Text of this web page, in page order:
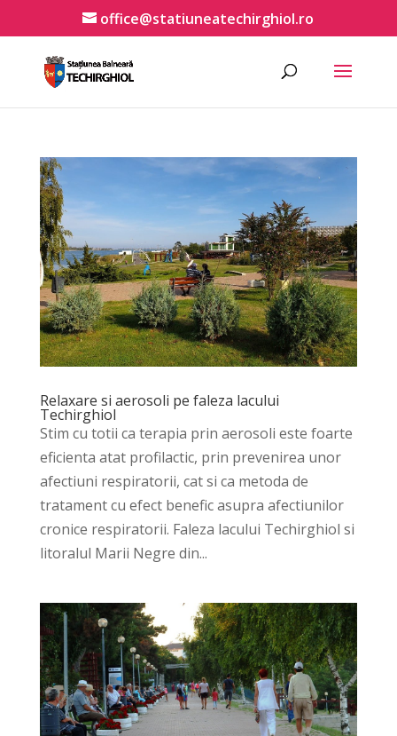
office@statiuneatechirghiol.ro
Relaxare si aerosoli pe faleza lacului
Techirghiol
Stim cu totii ca terapia prin aerosoli este foarte
eficienta atat profilactic, prin prevenirea unor
afectiuni respiratorii, cat si ca metoda de
tratament cu efect benefic asupra afectiunilor
cronice respiratorii. Faleza lacului Techirghiol si
litoralul Marii Negre din...